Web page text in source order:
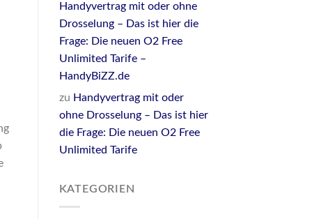
Handyvertrag mit oder ohne
Drosselung – Das ist hier die
Frage: Die neuen O2 Free
Unlimited Tarife –
HandyBiZZ.de
zu Handyvertrag mit oder
ohne Drosselung – Das ist hier
die Frage: Die neuen O2 Free
Unlimited Tarife
KATEGORIEN